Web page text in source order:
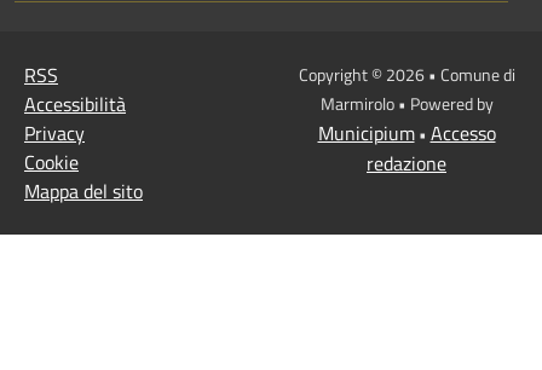
RSS
Accessibilità
Privacy
Cookie
Mappa del sito
Copyright © 2026 • Comune di
Marmirolo • Powered by
Municipium• Accesso
redazione